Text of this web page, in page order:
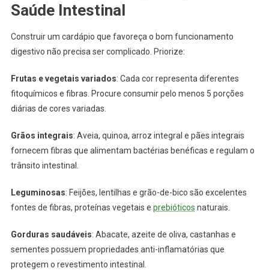
Saúde Intestinal
Construir um cardápio que favoreça o bom funcionamento
digestivo não precisa ser complicado. Priorize:
Frutas e vegetais variados: Cada cor representa diferentes
fitoquímicos e fibras. Procure consumir pelo menos 5 porções
diárias de cores variadas.
Grãos integrais: Aveia, quinoa, arroz integral e pães integrais
fornecem fibras que alimentam bactérias benéficas e regulam o
trânsito intestinal.
Leguminosas: Feijões, lentilhas e grão-de-bico são excelentes
fontes de fibras, proteínas vegetais e prebióticos naturais.
Gorduras saudáveis: Abacate, azeite de oliva, castanhas e
sementes possuem propriedades anti-inflamatórias que
protegem o revestimento intestinal.